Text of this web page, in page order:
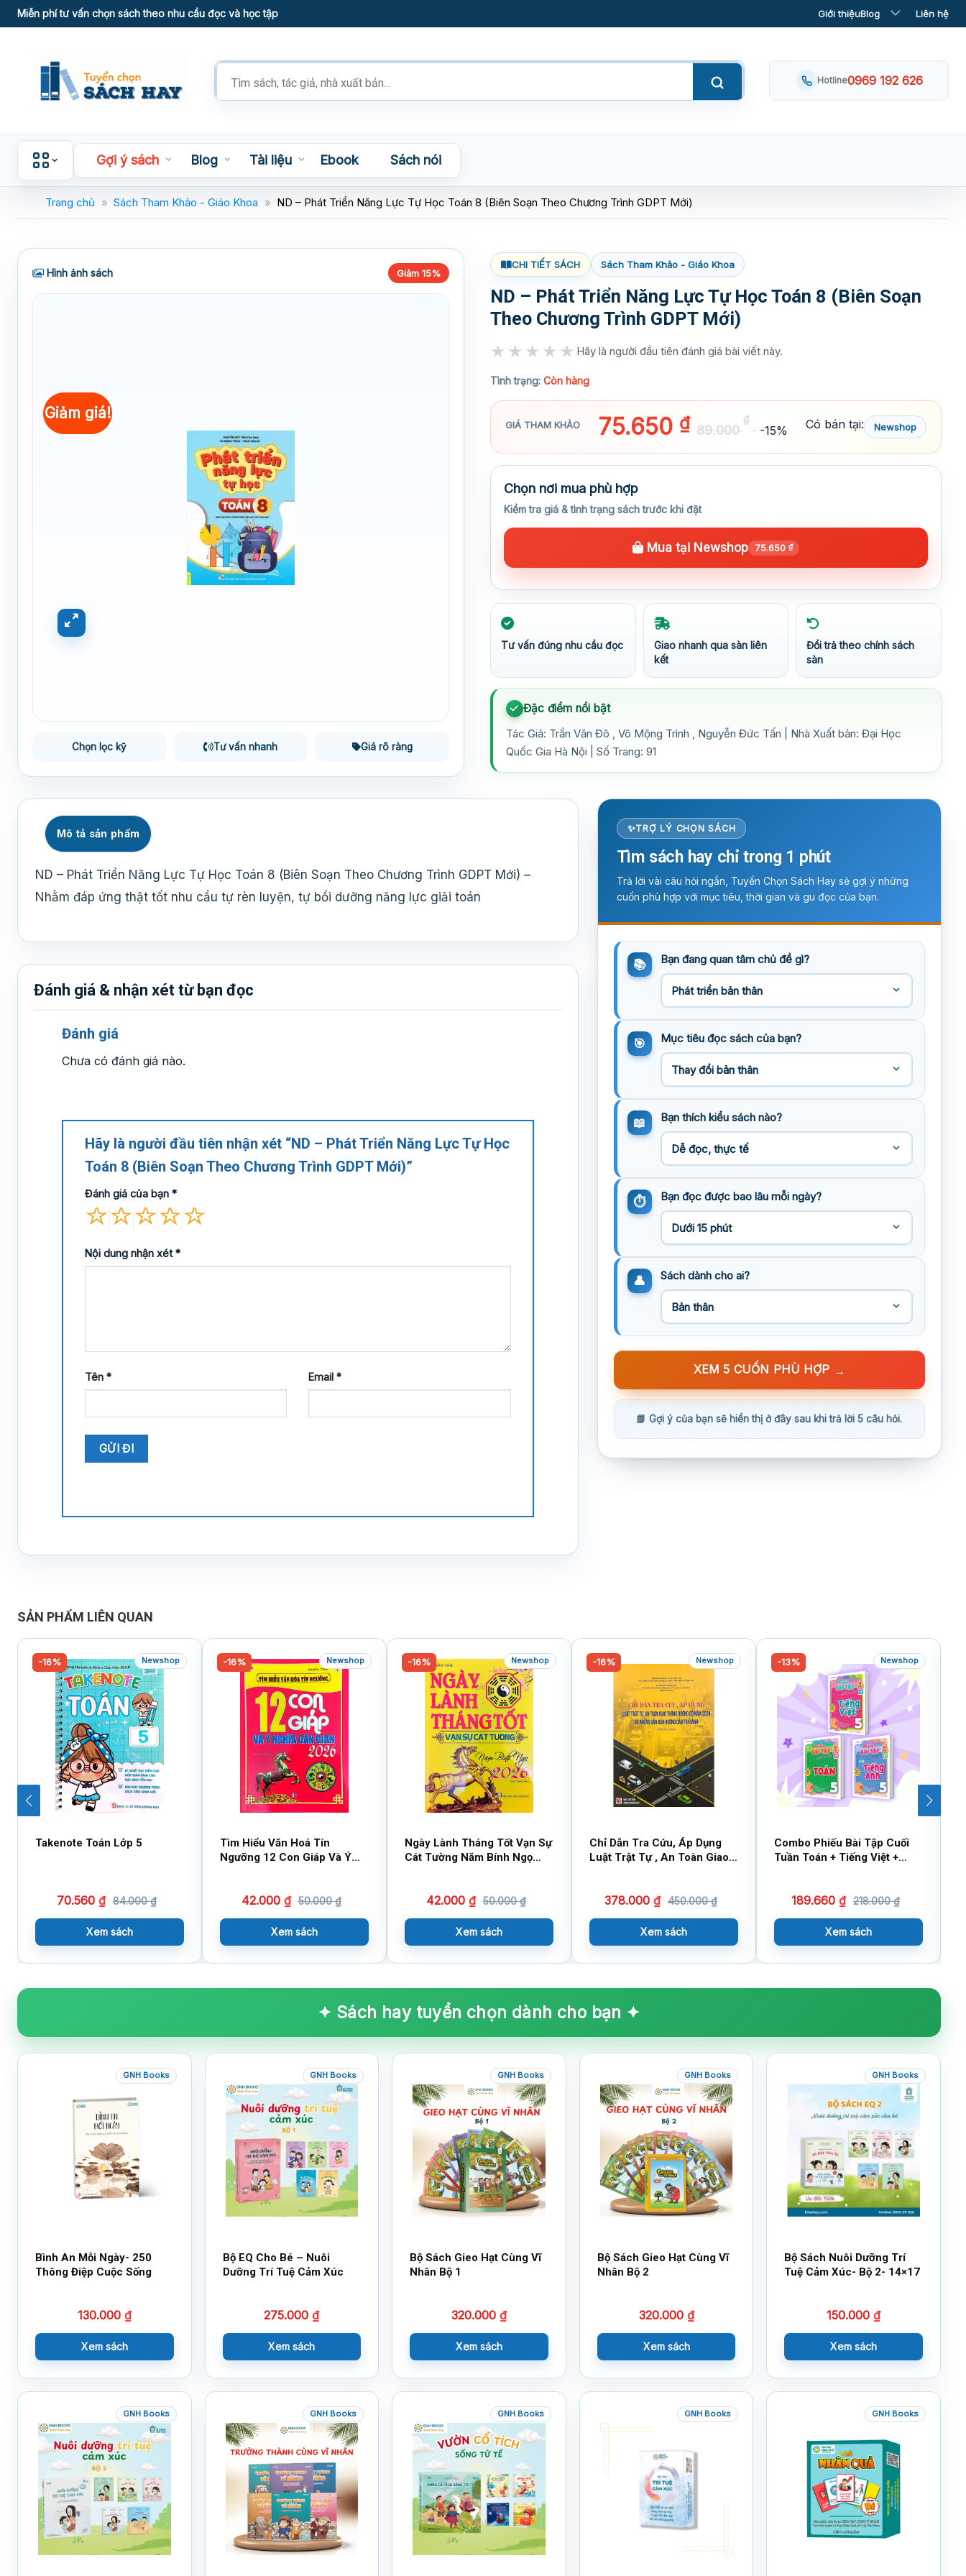
Skip
to
Miễn phí tư vấn chọn sách theo nhu cầu đọc và học tập Giới thiệuBlog Liên hệ
Tìm
kiếm
phẩm
Hotline0969 192 626
Gợi ý sách Blog Tài liệu Ebook Sách nói
Trang chủ » Sách Tham Khảo - Giáo Khoa » ND – Phát Triển Năng Lực Tự Học Toán 8 (Biên Soạn Theo Chương Trình GDPT Mới)
Hình ảnh sách Giảm 15%
Giảm giá!
Chọn lọc kỹ Tư vấn nhanh Giá rõ ràng
CHI TIẾT SÁCH Sách Tham Khảo - Giáo Khoa
ND – Phát Triển Năng Lực Tự Học Toán 8 (Biên Soạn
Theo Chương Trình GDPT Mới)
★★★★★ Hãy là người đầu tiên đánh giá bài viết này.
Tình trạng: Còn hàng
GIÁ THAM KHẢO 75.650 ₫ 89.000
₫
-15% Có bán tại: Newshop
Chọn nơi mua phù hợp
Kiểm tra giá & tình trạng sách trước khi đặt
Mua tại Newshop 75.650 ₫
Tư vấn đúng nhu cầu đọc
Giao nhanh qua sàn liên
kết
Đổi trả theo chính sách
sàn
Đặc điểm nổi bật
Tác Giả: Trần Văn Đô , Võ Mộng Trình , Nguyễn Đức Tấn | Nhà Xuất bản: Đại Học
Quốc Gia Hà Nội | Số Trang: 91
Mô tả sản phẩm
ND – Phát Triển Năng Lực Tự Học Toán 8 (Biên Soạn Theo Chương Trình GDPT Mới) –
Nhằm đáp ứng thật tốt nhu cầu tự rèn luyện, tự bồi dưỡng năng lực giải toán
Đánh giá & nhận xét từ bạn đọc
Đánh giá
Chưa có đánh giá nào.
Hãy là người đầu tiên nhận xét “ND – Phát Triển Năng Lực Tự Học
Toán 8 (Biên Soạn Theo Chương Trình GDPT Mới)”
Đánh giá của bạn *
Nội dung nhận xét*
Tên * Email*
TRỢ LÝ CHỌN SÁCH
Tìm sách hay chỉ trong 1 phút
Trả lời vài câu hỏi ngắn, Tuyển Chọn Sách Hay sẽ gợi ý những
cuốn phù hợp với mục tiêu, thời gian và gu đọc của bạn.
Bạn đang quan tâm chủ đề gì?
Mục tiêu đọc sách của bạn?
Bạn thích kiểu sách nào?
Bạn đọc được bao lâu mỗi ngày?
Sách dành cho ai?
XEM 5 CUỐN PHÙ HỢP →
SẢN PHẨM LIÊN QUAN
-16% Newshop
Takenote Toán Lớp 5
70.560 ₫ 84.000₫
Xem sách
-16% Newshop
Tìm Hiểu Văn Hoá Tín
Ngưỡng 12 Con Giáp Và Ý
42.000 ₫ 50.000₫
Xem sách
-16% Newshop
Ngày Lành Tháng Tốt Vạn Sự
Cát Tường Năm Bính Ngọ
42.000 ₫ 50.000₫
Xem sách
-16% Newshop
Chỉ Dẫn Tra Cứu, Áp Dụng
Luật Trật Tự , An Toàn Giao
Dẫn Thi Hành (Sách Tham
378.000 ₫ 450.000₫
Xem sách
-13% Newshop
Combo Phiếu Bài Tập Cuối
Tuần Toán + Tiếng Việt +
189.660 ₫ 218.000₫
Xem sách
✦ Sách hay tuyển chọn dành cho bạn ✦
GNH Books
Bình An Mỗi Ngày- 250
Thông Điệp Cuộc Sống
130.000 ₫
Xem sách
GNH Books
Bộ EQ Cho Bé – Nuôi
Dưỡng Trí Tuệ Cảm Xúc
275.000₫
Xem sách
GNH Books
Bộ Sách Gieo Hạt Cùng Vĩ
Nhân Bộ 1
320.000 ₫
Xem sách
GNH Books
Bộ Sách Gieo Hạt Cùng Vĩ
Nhân Bộ 2
320.000 ₫
Xem sách
GNH Books
Bộ Sách Nuôi Dưỡng Trí
Tuệ Cảm Xúc- Bộ 2- 14×17
150.000₫
Xem sách
GNH Books GNH Books GNH Books GNH Books GNH Books